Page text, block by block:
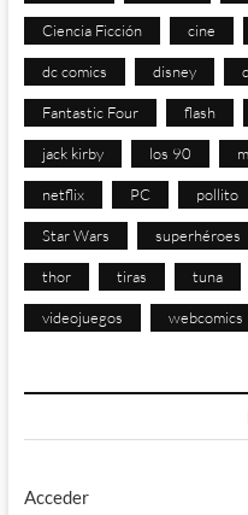
Ciencia Ficción cine
dc comics disney
Fantastic Four flash
jack kirby los 90
netflix PC pollito
Star Wars superhéroes
thor tiras tuna
videojuegos webcomics
Acceder